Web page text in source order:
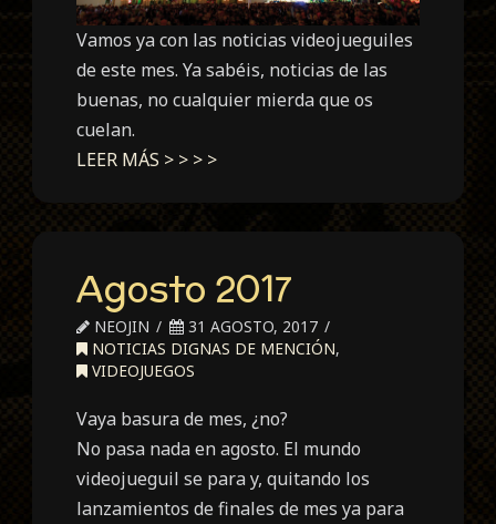
Vamos ya con las noticias videojueguiles
de este mes. Ya sabéis, noticias de las
buenas, no cualquier mierda que os
cuelan.
LEER MÁS > > > >
Agosto 2017
NEOJIN
31 AGOSTO, 2017
NOTICIAS DIGNAS DE MENCIÓN,
VIDEOJUEGOS
Vaya basura de mes, ¿no?
No pasa nada en agosto. El mundo
videojueguil se para y, quitando los
lanzamientos de finales de mes ya para